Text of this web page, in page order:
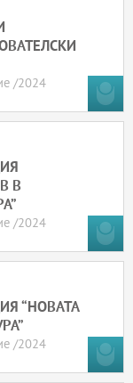
/2024
В
/2024
“НОВАТА
/2024